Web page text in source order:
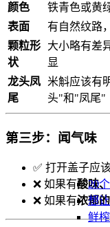
20
想
鲜
颜色
铁青色或黄
表面
有自然纹路
颗粒形
状
大小略有差
显
龙头凤
尾
米斛应该有
头"和"凤尾"
第三步：闻气味
✅ 打开盖子应
❌ 如果有酸味
❌ 如果有浓郁